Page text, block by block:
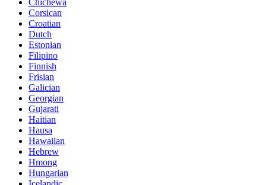
Corsican
Croatian
Dutch
Estonian
Filipino
Finnish
Frisian
Galician
Georgian
Gujarati
Haitian
Hausa
Hawaiian
Hebrew
Hmong
Hungarian